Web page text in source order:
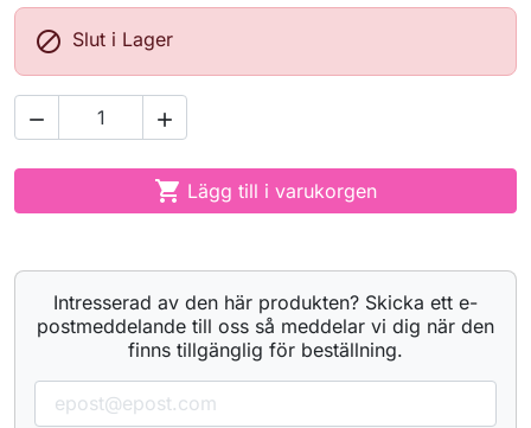
 Slut i Lager
 
 Lägg till i varukorgen
Intresserad av den här produkten? Skicka ett e-
postmeddelande till oss så meddelar vi dig när den
finns tillgänglig för beställning.